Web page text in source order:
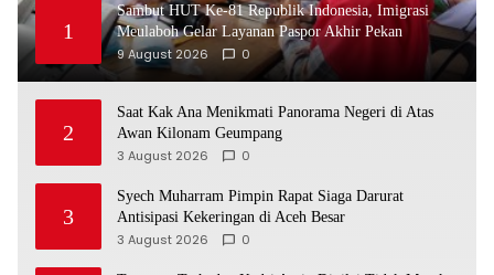
1
Sambut HUT Ke-81 Republik Indonesia, Imigrasi
Meulaboh Gelar Layanan Paspor Akhir Pekan
9 August 2026 0
2
Saat Kak Ana Menikmati Panorama Negeri di Atas
Awan Kilonam Geumpang
3 August 2026 0
3
Syech Muharram Pimpin Rapat Siaga Darurat
Antisipasi Kekeringan di Aceh Besar
3 August 2026 0